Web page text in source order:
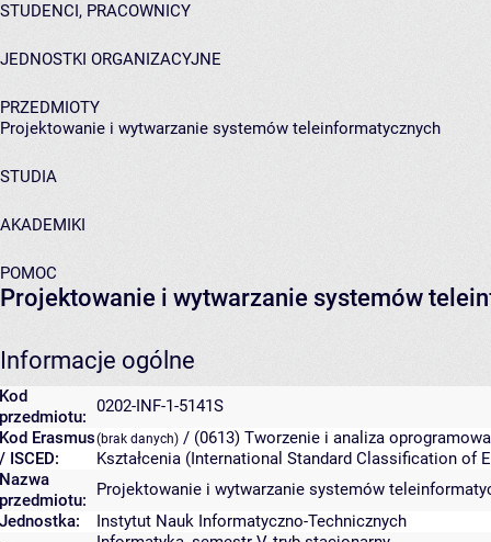
STUDENCI, PRACOWNICY
JEDNOSTKI ORGANIZACYJNE
PRZEDMIOTY
Projektowanie i wytwarzanie systemów teleinformatycznych
STUDIA
AKADEMIKI
POMOC
Projektowanie i wytwarzanie systemów
Informacje ogólne
Kod
przedmiotu:
0202-INF-1-5141S
Kod Erasmus
/ ISCED:
(brak danych) / (0613) Tworzenie i analiza
Kształcenia (International Standard Classification of
Nazwa
przedmiotu:
Projektowanie i wytwarzanie systemów
Jednostka:
Instytut Nauk Informatyczno-Technicznych